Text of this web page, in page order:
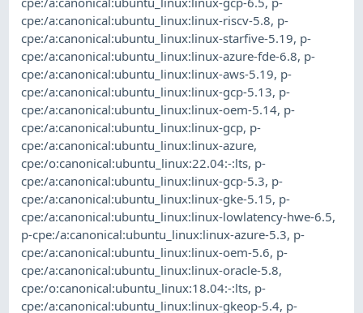
cpe:/a:canonical:ubuntu_linux:linux-riscv-5.8, p-
cpe:/a:canonical:ubuntu_linux:linux-starfive-5.19, p-
cpe:/a:canonical:ubuntu_linux:linux-azure-fde-6.8, p-
cpe:/a:canonical:ubuntu_linux:linux-aws-5.19, p-
cpe:/a:canonical:ubuntu_linux:linux-gcp-5.13, p-
cpe:/a:canonical:ubuntu_linux:linux-oem-5.14, p-
cpe:/a:canonical:ubuntu_linux:linux-gcp, p-
cpe:/a:canonical:ubuntu_linux:linux-azure,
cpe:/o:canonical:ubuntu_linux:22.04:-:lts, p-
cpe:/a:canonical:ubuntu_linux:linux-gcp-5.3, p-
cpe:/a:canonical:ubuntu_linux:linux-gke-5.15, p-
cpe:/a:canonical:ubuntu_linux:linux-lowlatency-hwe-6.5,
p-cpe:/a:canonical:ubuntu_linux:linux-azure-5.3, p-
cpe:/a:canonical:ubuntu_linux:linux-oem-5.6, p-
cpe:/a:canonical:ubuntu_linux:linux-oracle-5.8,
cpe:/o:canonical:ubuntu_linux:18.04:-:lts, p-
cpe:/a:canonical:ubuntu_linux:linux-gkeop-5.4, p-